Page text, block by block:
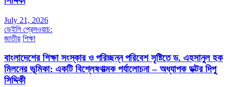
July 21, 2026
ডেইলি প্রেসওয়াচ:
জাতীয় শিক্ষা
বাংলাদেশের শিক্ষা সংস্কার ও পরিচ্ছন্ন পরিবেশ সৃষ্টিতে ড. এহসানুল হক
মিলনের ভূমিকা: একটি বিশ্লেষণাত্মক পর্যালোচনা – অধ্যাপক ডক্টর দিপু
সিদ্দিকী